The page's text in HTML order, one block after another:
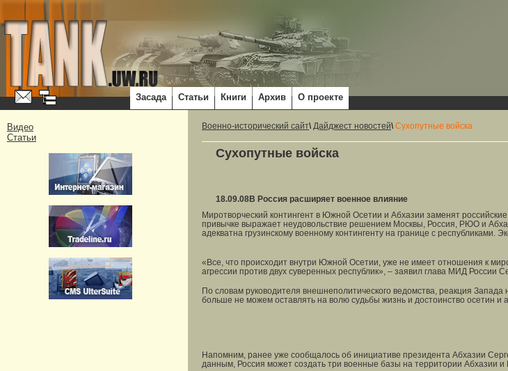
Засада Статьи Книги Архив О проекте
Видео
Статьи
Военно-исторический сайт\ Дайджест новостей\ Сухопутные войска
Сухопутные войска
18.09.08В Россия расширяет военное влияние
Миротворческий контингент в Южной Осетии и Абхазии заменят
привычке выражает неудовольствие решением Москвы, Россия, РЮО и
адекватна грузинскому военному контингенту на границе с
«Все, что происходит внутри Южной Осетии, уже не имеет отношения к
агрессии против двух суверенных республик», – заявил глава МИД России
По словам руководителя внешнеполитического ведомства, реакция
больше не можем оставлять на волю судьбы жизнь и достоинство осетин и
Напомним, ранее уже сообщалось об инициативе президента Абхазии
данным, Россия может создать три военные базы на территории Абхазии